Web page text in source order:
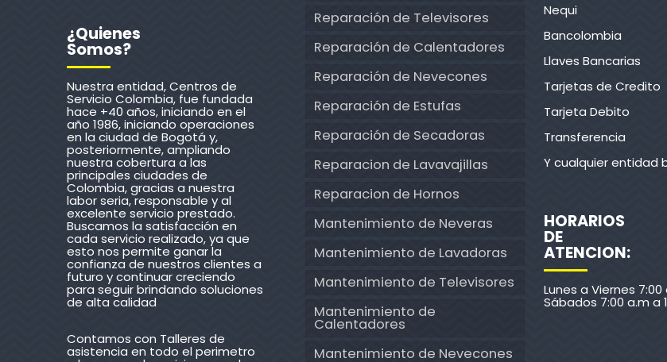
¿Quienes
Somos?
Nuestra entidad, Centros de
Servicio Colombia, fue fundada
hace +40 años, iniciando en el
año 1986, iniciando operaciones
en la ciudad de Bogotá y,
posteriormente, ampliando
nuestra cobertura a las
principales ciudades de
Colombia, gracias a nuestra
labor seria, responsable y al
excelente servicio prestado.
Buscamos la satisfacción en
cada servicio realizado, ya que
esto nos permite ganar la
confianza de nuestros clientes a
futuro y continuar creciendo
para seguir brindando soluciones
de alta calidad
Contamos con Talleres de
asistencia en todo el perimetro
Reparación de Televisores
Reparación de Calentadores
Reparación de Nevecones
Reparación de Estufas
Reparación de Secadoras
Reparacion de Lavavajillas
Reparacion de Hornos
Mantenimiento de Neveras
Mantenimiento de Lavadoras
Mantenimiento de Televisores
Mantenimiento de
Calentadores
Mantenimiento de Nevecones
Nequi
Bancolombia
Llaves Bancarias
Tarjetas de Credito
Tarjeta Debito
Transferencia
Y cualquier entidad
HORARIOS
DE
ATENCION:
Lunes a Viernes
Sábados 7:00 a.m a